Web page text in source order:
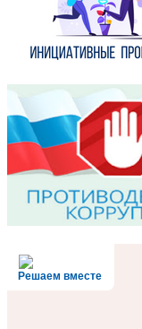
Решаем вместе